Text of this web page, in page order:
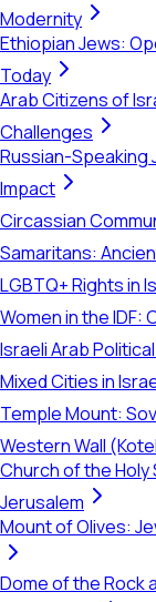
Modernity
Ethiopian Jews:
Today
Arab Citizens of
Challenges
Russian-Speaking
Impact
Circassian
Samaritans:
LGBTQ+ Rights in
Women in the IDF:
Israeli Arab
Mixed Cities in
Temple Mount:
Western Wall
Church of the
Jerusalem
Mount of Olives:
Dome of the Rock